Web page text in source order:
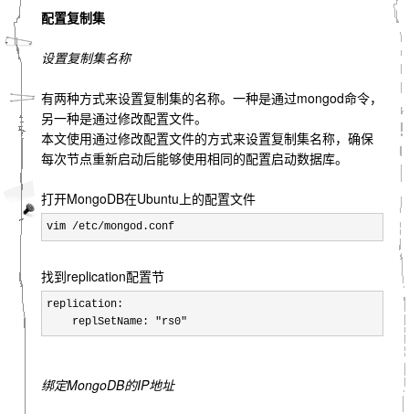
配置复制集
设置复制集名称
有两种方式来设置复制集的名称。一种是通过mongod命令，
另一种是通过修改配置文件。
本文使用通过修改配置文件的方式来设置复制集名称，确保
每次节点重新启动后能够使用相同的配置启动数据库。
打开MongoDB在Ubuntu上的配置文件
vim /etc/mongod.conf
找到replication配置节
replication:
    replSetName: "rs0"
绑定MongoDB的IP地址